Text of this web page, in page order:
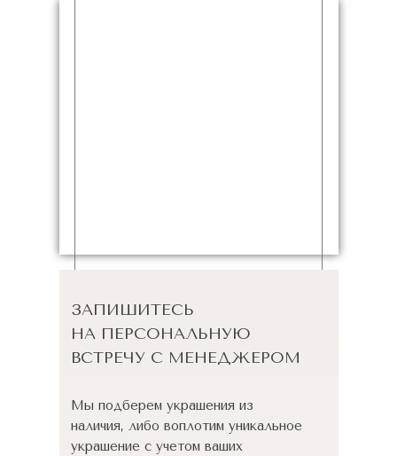
ЗАПИШИТЕСЬ
НА ПЕРСОНАЛЬНУЮ
ВСТРЕЧУ С МЕНЕДЖЕРОМ
Мы подберем украшения из
наличия, либо воплотим уникальное
украшение с учетом ваших